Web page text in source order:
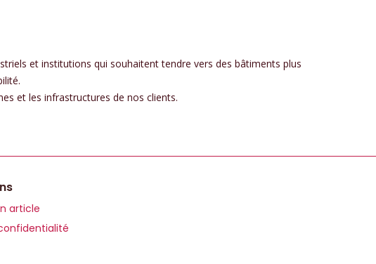
et institutions qui souhaitent tendre vers des bâtiments plus
et les infrastructures de nos clients.
article